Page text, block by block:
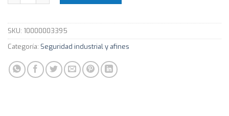
SKU: 10000003395
Categoría: Seguridad industrial y afines